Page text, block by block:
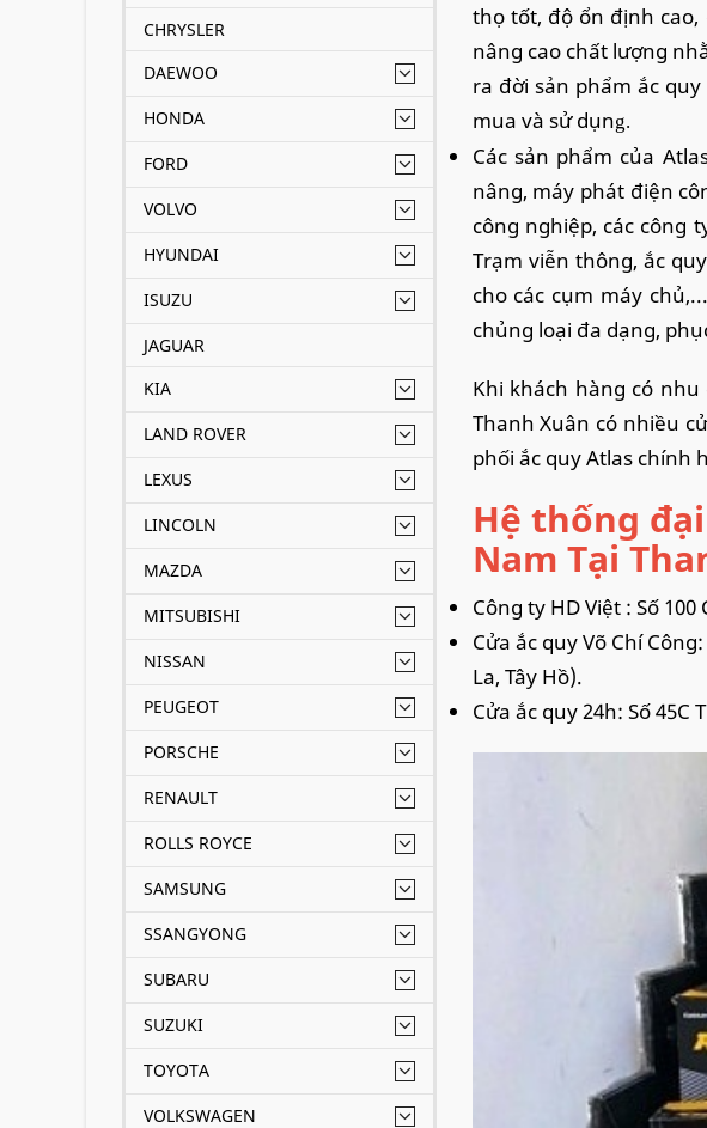
CHRYSLER
DAEWOO
HONDA
FORD
VOLVO
HYUNDAI
ISUZU
JAGUAR
KIA
LAND ROVER
LEXUS
LINCOLN
MAZDA
MITSUBISHI
NISSAN
PEUGEOT
PORSCHE
RENAULT
ROLLS ROYCE
SAMSUNG
SSANGYONG
SUBARU
SUZUKI
TOYOTA
VOLKSWAGEN
thọ tốt, độ ổn định
nâng cao chất lượng
ra đời sản phẩm ắc
mua và sử dụng.
Các sản phẩm của
nâng, máy phát điện
công nghiệp, các công
Trạm viễn thông, ắc
cho các cụm máy
chủng loại đa dạng,
Khi khách hàng có
Thanh Xuân có nhiều
phối ắc quy Atlas chính
Hệ thống
Nam Tại
Công ty HD Việt : Số
Cửa ắc quy Võ Chí
La, Tây Hồ).
Cửa ắc quy 24h: Số